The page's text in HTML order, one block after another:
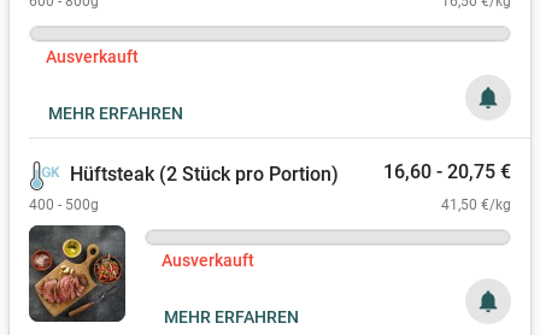
Ausverkauft
notifications
MEHR ERFAHREN
Hüftsteak (2 Stück pro Portion) 16,60 - 20,75 €
400 - 500g 41,50 €/kg
Ausverkauft
notifications
MEHR ERFAHREN